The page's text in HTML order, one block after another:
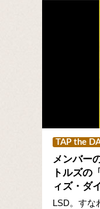
TAP the
メンバー
トルズの
ィズ・ダ
LSD。すな